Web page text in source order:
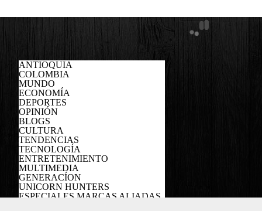
ANTIOQUIA
COLOMBIA
MUNDO
ECONOMÍA
DEPORTES
OPINIÓN
BLOGS
CULTURA
TENDENCIAS
TECNOLOGÍA
ENTRETENIMIENTO
MULTIMEDIA
GENERACÍON
UNICORN HUNTERS
ESPECIALES MARCAS ALIADAS